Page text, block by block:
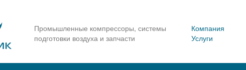
Промышленные компрессоры, системы
подготовки воздуха и запчасти
Компания
Услуги